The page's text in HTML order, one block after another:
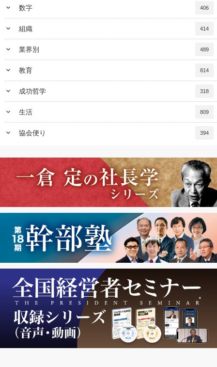
keyboard_arrow_down 数字 406
keyboard_arrow_down 組織 414
keyboard_arrow_down 業界別 489
keyboard_arrow_down 教育 814
keyboard_arrow_down 成功哲学 318
keyboard_arrow_down 生活 809
keyboard_arrow_down 協会便り 394